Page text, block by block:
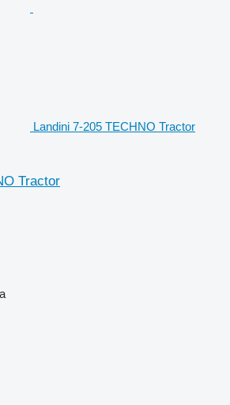
Landini 7-205 TECHNO Tractor
Tractor